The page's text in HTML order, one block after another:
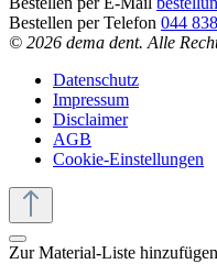
Bestellen per Telefon 044
© 2026 dema dent. Alle
Datenschutz
Impressum
Disclaimer
AGB
Cookie-Einstellungen
Zur Material-Liste hinzufügen